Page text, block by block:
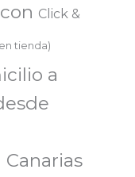
Click &
tienda)
a